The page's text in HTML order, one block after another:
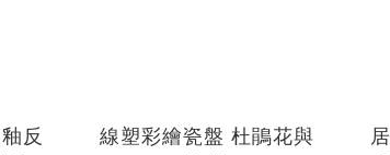
反
線塑彩繪瓷盤 杜鵑花與